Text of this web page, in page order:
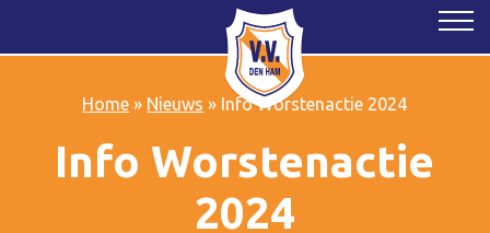
Home » Nieuws » Info Worstenactie 2024
Info Worstenactie
2024